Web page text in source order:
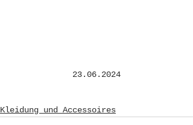
23.06.2024
Kleidung und Accessoires